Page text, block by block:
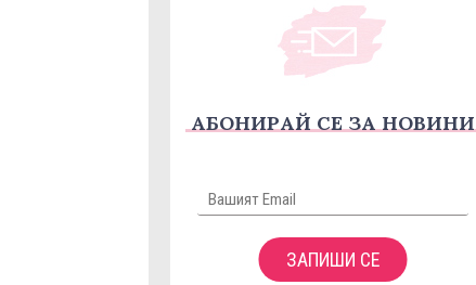
АБОНИРАЙ СЕ ЗА НОВИНИ
ЗАПИШИ СЕ